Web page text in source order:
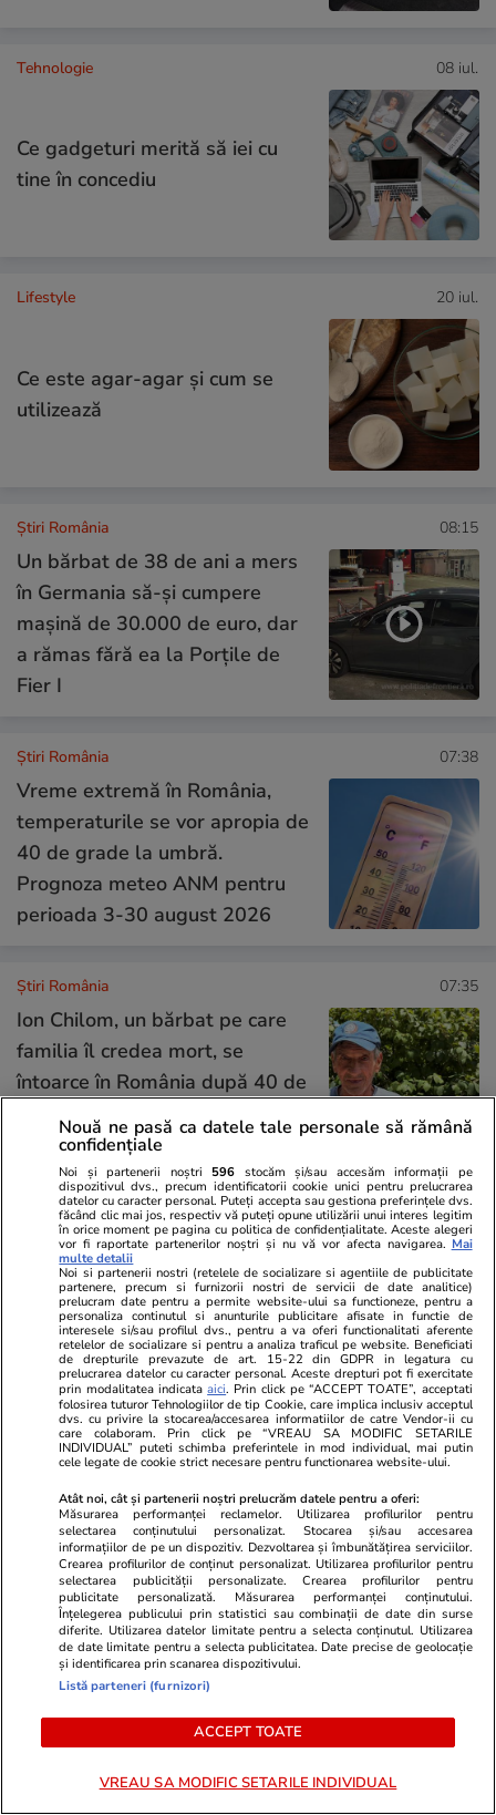
Tehnologie 08 iul.
Ce gadgeturi merită să iei cu
tine în concediu
Lifestyle 20 iul.
Ce este agar-agar și cum se
utilizează
Știri România 08:15
Un bărbat de 38 de ani a mers
în Germania să-și cumpere
mașină de 30.000 de euro, dar
a rămas fără ea la Porțile de
Fier I
Știri România 07:38
Vreme extremă în România,
temperaturile se vor apropia de
40 de grade la umbră.
Prognoza meteo ANM pentru
perioada 3-30 august 2026
Știri România 07:35
Ion Chilom, un bărbat pe care
familia îl credea mort, se
întoarce în România după 40 de
ani. Oamenii necunoscuți i-au
plătit drumul spre casă
Știri România 07:11
Alertă aeriană în Tulcea.
Avioane Eurofighter britanice au
fost ridicate după detectarea
unor ținte aeriene lângă granița
cu Ucraina
09:00
Țara e în vacanță. Tu de ce mai
muncești?
Lumea monocoloră sau despre
dictatura etichetelor
Nouă ne pasă ca datele tale personale să rămână
confidențiale
Noi și partenerii noștri 596 stocăm și/sau accesăm informații pe
dispozitivul dvs., precum identificatorii cookie unici pentru prelucrarea
datelor cu caracter personal. Puteți accepta sau gestiona preferințele dvs.
făcând clic mai jos, respectiv vă puteți opune utilizării unui interes legitim
în orice moment pe pagina cu politica de confidențialitate. Aceste alegeri
vor fi raportate partenerilor noștri și nu vă vor afecta navigarea. Mai
multe detalii
Noi si partenerii nostri (retelele de socializare si agentiile de publicitate
partenere, precum si furnizorii nostri de servicii de date analitice)
prelucram date pentru a permite website-ului sa functioneze, pentru a
personaliza continutul si anunturile publicitare afisate in functie de
interesele si/sau profilul dvs., pentru a va oferi functionalitati aferente
retelelor de socializare si pentru a analiza traficul pe website. Beneficiati
de drepturile prevazute de art. 15-22 din GDPR in legatura cu
prelucrarea datelor cu caracter personal. Aceste drepturi pot fi exercitate
prin modalitatea indicataaici. Prin click pe “ACCEPT TOATE”, acceptati
folosirea tuturor Tehnologiilor de tip Cookie, care implica inclusiv acceptul
dvs. cu privire la stocarea/accesarea informatiilor de catre Vendor-ii cu
care colaboram. Prin click pe “VREAU SA MODIFIC SETARILE
INDIVIDUAL” puteti schimba preferintele in mod individual, mai putin
cele legate de cookie strict necesare pentru functionarea website-ului.
Atât noi, cât și partenerii noștri prelucrăm datele pentru a oferi:
Măsurarea performanței reclamelor. Utilizarea profilurilor pentru
selectarea conținutului personalizat. Stocarea și/sau accesarea
informațiilor de pe un dispozitiv. Dezvoltarea și îmbunătățirea serviciilor.
Crearea profilurilor de conținut personalizat. Utilizarea profilurilor pentru
selectarea publicității personalizate. Crearea profilurilor pentru
publicitate personalizată. Măsurarea performanței conținutului.
Înțelegerea publicului prin statistici sau combinații de date din surse
diferite. Utilizarea datelor limitate pentru a selecta conținutul. Utilizarea
de date limitate pentru a selecta publicitatea. Date precise de geolocație
și identificarea prin scanarea dispozitivului.
Listă parteneri (furnizori)
ACCEPT TOATE
VREAU SA MODIFIC SETARILE INDIVIDUAL